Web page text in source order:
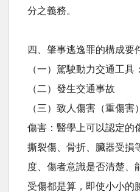
分之義務。
四、肇事逃逸罪的構成要
（一）駕駛動力交通工具：
（二）發生交通事故
（三）致人傷害（重傷害
傷害：醫學上可以認定的
撕裂傷、骨折、臟器受損
度、傷者意識是否清楚、
受傷都是算，即使小小的